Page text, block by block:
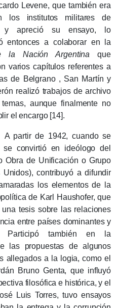
Levene, que también era
los institutos militares de
y apreció su ensayo, lo
entonces a colaborar en la
la Nación Argentina que
varios capítulos referentes a
de Belgrano , San Martín y
realizó trabajos de archivo
aunque finalmente no
el encargo [14].
de 1942, cuando se
se convirtió en ideólogo del
Obra de Unificación o Grupo
Unidos), contribuyó a difundir
los elementos de la
de Karl Haushofer, que
una tesis sobre las relaciones
entre países dominantes y
Participó también en la
las propuestas de algunos
allegados a la logia, como el
Bruno Genta, que influyó
filosófica e histórica, y el
Luis Torres, tuvo ensayos